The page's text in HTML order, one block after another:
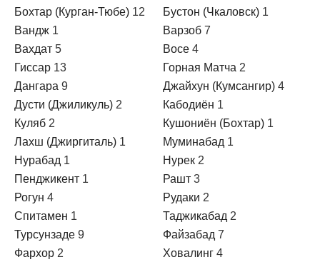
Бохтар (Курган-Тюбе) 12 Бустон (Чкаловск) 1
Вандж 1 Варзоб 7
Вахдат 5 Восе 4
Гиссар 13 Горная Матча 2
Дангара 9 Джайхун (Кумсангир) 4
Дусти (Джиликуль) 2 Кабодиён 1
Куляб 2 Кушониён (Бохтар) 1
Лахш (Джиргиталь) 1 Муминабад 1
Нурабад 1 Нурек 2
Пенджикент 1 Рашт 3
Рогун 4 Рудаки 2
Спитамен 1 Таджикабад 2
Турсунзаде 9 Файзабад 7
Фархор 2 Ховалинг 4